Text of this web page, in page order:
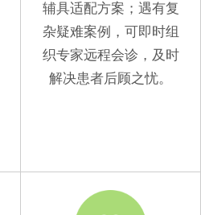
辅具适配方案；遇有复
杂疑难案例，可即时组
织专家远程会诊，及时
解决患者后顾之忧。